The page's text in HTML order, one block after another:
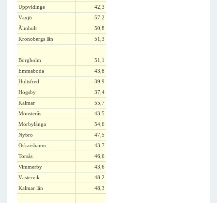
Uppvidinge
42,3
Växjö
57,2
Älmhult
50,8
Kronobergs län
51,3
Borgholm
51,1
Emmaboda
43,8
Hultsfred
39,9
Högsby
37,4
Kalmar
55,7
Mönsterås
43,5
Mörbylånga
54,6
Nybro
47,5
Oskarshamn
43,7
Torsås
46,6
Vimmerby
43,6
Västervik
48,2
Kalmar län
48,3